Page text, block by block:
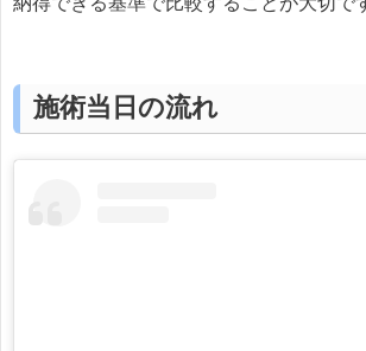
施術当日の流れ